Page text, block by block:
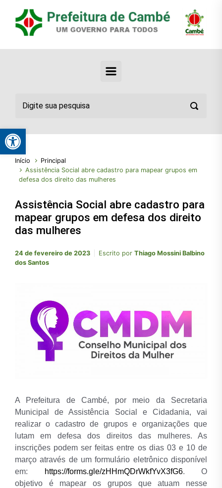
Início
Principal
Assistência Social abre cadastro para mapear grupos em
defesa dos direito das mulheres
Assistência Social abre cadastro para
mapear grupos em defesa dos direito
das mulheres
24 de fevereiro de 2023 Escrito por Thiago Mossini Balbino
dos Santos
A Prefeitura de Cambé, por meio da Secretaria
Municipal de Assistência Social e Cidadania, vai
realizar o cadastro de grupos e organizações que
lutam em defesa dos direitos das mulheres. As
inscrições podem ser feitas entre os dias 03 e 10 de
março através de um formulário eletrônico disponível
em:
https://forms.gle/zHHmQDrWkfYvX3fG6. O
objetivo é mapear os grupos que atuam nesse
Abrir a barra de ferramentas